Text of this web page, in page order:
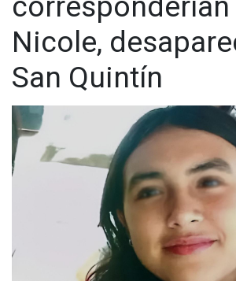
Media filiación: complexión delgada,
peso 58 kilos, tez blanca, cejas
claro, cabello rizado a la altura de los
claro, nariz mediana afilada, boca
Seña particular: lunar en la barbilla.
Por lo anterior, se solicita la colaboración
Nicole,
San Quintín